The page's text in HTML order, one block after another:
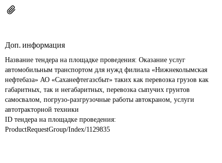
Доп. информация
Название тендера на площадке проведения: Оказание услуг
автомобильным транспортом для нужд филиала «Нижнеколымская
нефтебаза» АО «Саханефтегазсбыт» таких как перевозка грузов как
габаритных, так и негабаритных, перевозка сыпучих грунтов
самосвалом, погрузо-разгрузочные работы автокраном, услуги
автотракторной техники
ID тендера на площадке проведения:
ProductRequestGroup/Index/1129835